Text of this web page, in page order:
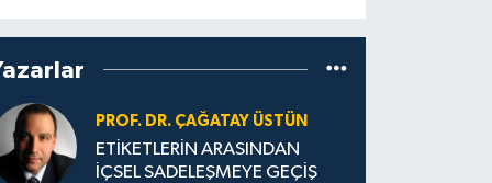
PROF. DR. ÇAĞATAY ÜSTÜN
ETİKETLERİN ARASINDAN
İÇSEL SADELEŞMEYE GEÇİŞ